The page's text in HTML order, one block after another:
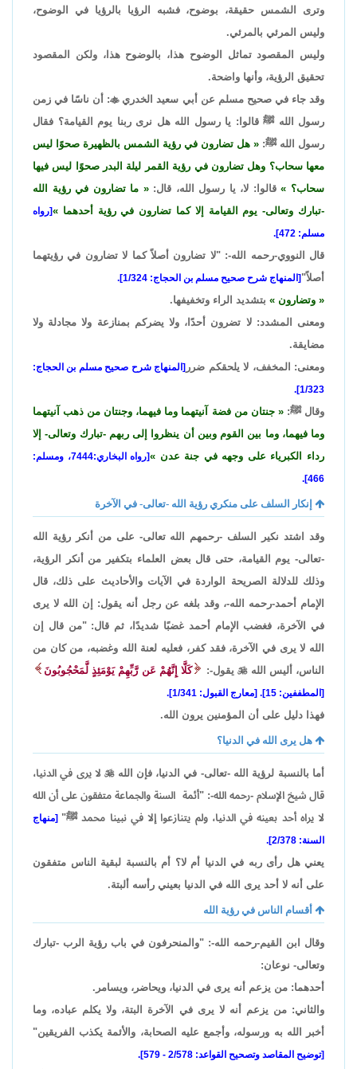
وترى الشمس حقيقة، بوضوح، فشبه الرؤيا بالرؤيا في الوضوح،
وليس المرئي بالمرئي.
وليس المقصود تماثل الوضوح هذا، بالوضوح هذا، ولكن المقصود
تحقيق الرؤية، وأنها واضحة.
وقد جاء في صحيح مسلم عن أبي سعيد الخدري: أن ناسًا في زمن
رسول الله ﷺ قالوا: يا رسول الله هل نرى ربنا يوم القيامة؟ فقال
رسول الله ﷺ:
هل تضارون في رؤية الشمس بالظهيرة صحوًا ليس
معها سحاب؟ وهل تضارون في رؤية القمر ليلة البدر صحوًا ليس فيها
سحاب؟
قالوا: لا، يا رسول الله، قال:
ما تضارون في رؤية الله
-تبارك وتعالى- يوم القيامة إلا كما تضارون في رؤية أحدهما
[رواه
مسلم: 472].
قال النووي-رحمه الله-: "لا تضارون أصلاً كما لا تضارون في رؤيتهما
أصلاً"[المنهاج شرح صحيح مسلم بن الحجاج: 1/324].
وتضارون
بتشديد الراء وتخفيفها.
ومعنى المشدد: لا تضرون أحدًا، ولا يضركم بمنازعة ولا مجادلة ولا
مضايقة.
ومعنى: المخفف، لا يلحقكم ضرر [المنهاج شرح صحيح مسلم بن الحجاج:
1/323].
وقال ﷺ:
جنتان من فضة آنيتهما وما فيهما، وجنتان من ذهب آنيتهما
وما فيهما، وما بين القوم وبين أن ينظروا إلى ربهم -تبارك وتعالى- إلا
رداء الكبرياء على وجهه في جنة عدن
[رواه البخاري:7444، ومسلم:
466].
إنكار السلف على منكري رؤية الله -تعالى- في الآخرة
وقد اشتد نكير السلف -رحمهم الله تعالى- على من أنكر رؤية الله
-تعالى- يوم القيامة، حتى قال بعض العلماء بتكفير من أنكر الرؤية،
وذلك للدلالة الصريحة الواردة في الآيات والأحاديث على ذلك، قال
الإمام أحمد-رحمه الله-، وقد بلغه عن رجل أنه يقول: إن الله لا يرى
في الآخرة، فغضب الإمام أحمد غضبًا شديدًا، ثم قال: "من قال إن
الله لا يرى في الآخرة، فقد كفر، فعليه لعنة الله وغضبه، من كان من
الناس، أليس اللهيقول-: كَلَّا إِنَّهُمْ عَن رَّبِّهِمْ يَوْمَئِذٍ لَّمَحْجُوبُونَ
[المطففين: 15]. [معارج القبول: 1/341].
فهذا دليل على أن المؤمنين يرون الله.
هل يرى الله في الدنيا؟
أما بالنسبة لرؤية الله -تعالى- في الدنيا، فإن اللهلا يرى في الدنيا،
قال شيخ الإسلام -رحمه الله-: "أئمة السنة والجماعة متفقون على أن الله
لا يراه أحد بعينه في الدنيا، ولم يتنازعوا إلا في نبينا محمد ﷺ" [منهاج
السنة: 2/378].
يعني هل رأى ربه في الدنيا أم لا؟ أم بالنسبة لبقية الناس متفقون
على أنه لا أحد يرى الله في الدنيا بعيني رأسه ألبتة.
أقسام الناس في رؤية الله
وقال ابن القيم-رحمه الله-: "والمنحرفون في باب رؤية الرب -تبارك
وتعالى- نوعان:
أحدهما: من يزعم أنه يرى في الدنيا، ويحاضر، ويسامر.
والثاني: من يزعم أنه لا يرى في الآخرة البتة، ولا يكلم عباده، وما
أخبر الله به ورسوله، وأجمع عليه الصحابة، والأئمة يكذب الفريقين"
[توضيح المقاصد وتصحيح القواعد: 2/578 - 579].